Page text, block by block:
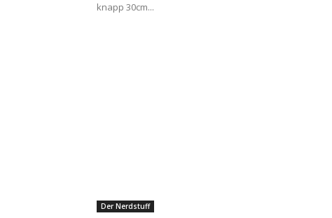
knapp 30cm...
Der Nerdstuff